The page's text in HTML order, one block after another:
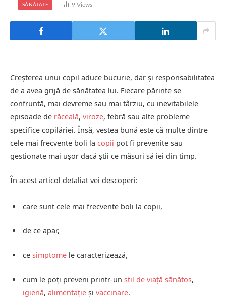
SĂNĂTATE 9Views
Creșterea unui copil aduce bucurie, dar și responsabilitatea
de a avea grijă de sănătatea lui. Fiecare părinte se
confruntă, mai devreme sau mai târziu, cu inevitabilele
episoade de răceală, viroze, febră sau alte probleme
specifice copilăriei. Însă, vestea bună este că multe dintre
cele mai frecvente boli la copii pot fi prevenite sau
gestionate mai ușor dacă știi ce măsuri să iei din timp.
În acest articol detaliat vei descoperi:
care sunt cele mai frecvente boli la copii,
de ce apar,
ce simptome le caracterizează,
cum le poți preveni printr-un stil de viață sănătos,
igienă, alimentație și vaccinare.